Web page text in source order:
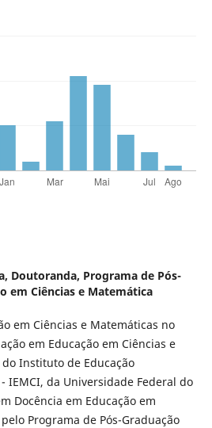
Doutoranda, Programa de Pós-
em Ciências e Matemática
em Ciências e Matemáticas no
em Educação em Ciências e
do Instituto de Educação
IEMCI, da Universidade Federal do
Docência em Educação em
Programa de Pós-Graduação